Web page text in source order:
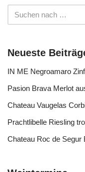
Neueste
IN ME Negroamaro
Pasion Brava Merlot
Chateau Vaugelas
Prachtlibelle Riesling
Chateau Roc de Segur